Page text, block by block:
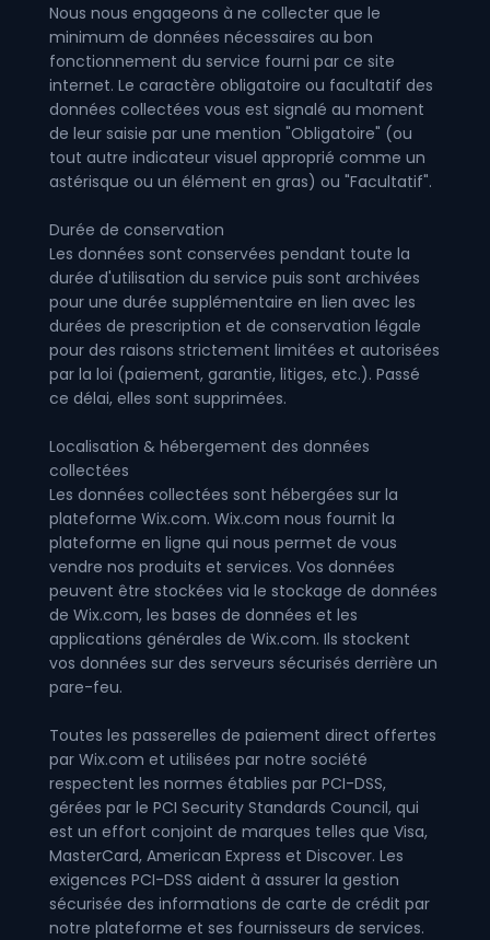
Nous nous engageons à ne collecter que le
minimum de données nécessaires au bon
fonctionnement du service fourni par ce site
internet. Le caractère obligatoire ou facultatif des
données collectées vous est signalé au moment
de leur saisie par une mention "Obligatoire" (ou
tout autre indicateur visuel approprié comme un
astérisque ou un élément en gras) ou "Facultatif".
Durée de conservation
Les données sont conservées pendant toute la
durée d'utilisation du service puis sont archivées
pour une durée supplémentaire en lien avec les
durées de prescription et de conservation légale
pour des raisons strictement limitées et autorisées
par la loi (paiement, garantie, litiges, etc.). Passé
ce délai, elles sont supprimées.
Localisation & hébergement des données
collectées
Les données collectées sont hébergées sur la
plateforme Wix.com. Wix.com nous fournit la
plateforme en ligne qui nous permet de vous
vendre nos produits et services. Vos données
peuvent être stockées via le stockage de données
de Wix.com, les bases de données et les
applications générales de Wix.com. Ils stockent
vos données sur des serveurs sécurisés derrière un
pare-feu.
Toutes les passerelles de paiement direct offertes
par Wix.com et utilisées par notre société
respectent les normes établies par PCI-DSS,
gérées par le PCI Security Standards Council, qui
est un effort conjoint de marques telles que Visa,
MasterCard, American Express et Discover. Les
exigences PCI-DSS aident à assurer la gestion
sécurisée des informations de carte de crédit par
notre plateforme et ses fournisseurs de services.